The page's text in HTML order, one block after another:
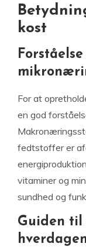
kost
For at
en god
fedtstoffer er
vitaminer og
sundhed og
Guiden til